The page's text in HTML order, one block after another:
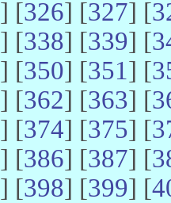
] [326] [327] [
] [338] [339] [
] [350] [351] [
] [362] [363] [
] [374] [375] [
] [386] [387] [
] [398] [399] [